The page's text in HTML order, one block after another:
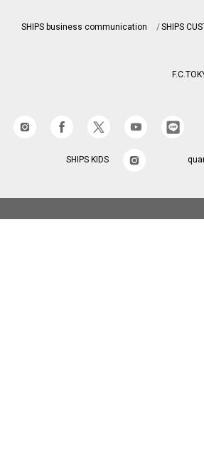
SHIPS business communication SHIPS
SHIPS KIDS